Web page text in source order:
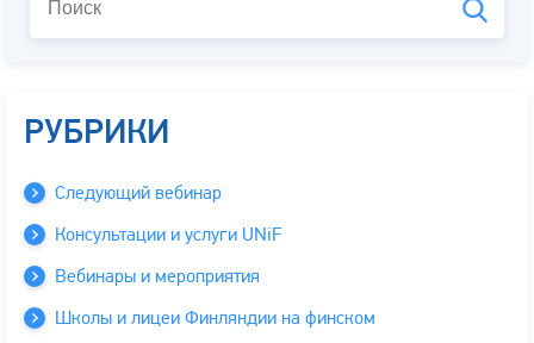
РУБРИКИ
Следующий вебинар
Консультации и услуги UNiF
Вебинары и мероприятия
Школы и лицеи Финляндии на финском